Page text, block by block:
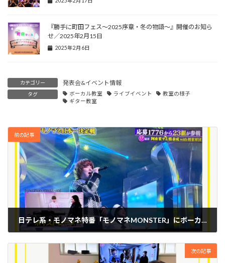
『勝手に町田フェス〜2025序章・冬の物語〜』開催のお知ら
せ／2025年2月15日
2025年2月6日
カテゴリー 発表会&イベント情報
タグ ボーカル教室 ライブイベント
教室の様子
ギター教室
前の記事
日テレ系・モノマネ特番「モノマネMONSTER」にボーカル講師が出演しました！
次の記事